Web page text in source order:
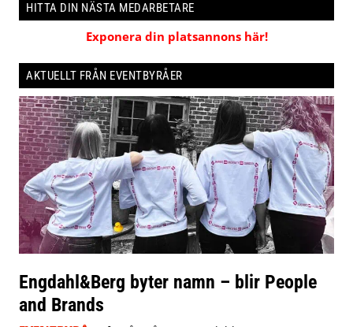
HITTA DIN NÄSTA MEDARBETARE
Exponera din platsannons här!
AKTUELLT FRÅN EVENTBYRÅER
Engdahl&Berg byter namn – blir People
and Brands